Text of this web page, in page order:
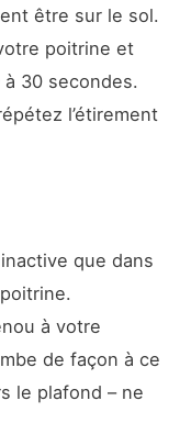
être sur le sol.
poitrine et
30 secondes.
l’étirement
que dans
à votre
de façon à ce
le plafond – ne